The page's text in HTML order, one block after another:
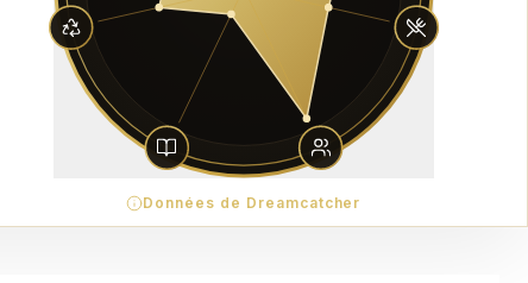
Données de Dreamcatcher